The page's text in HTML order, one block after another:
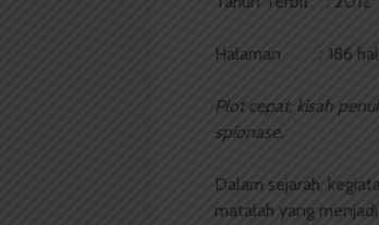
Halaman : 186
Plot cepat, kisah
spionase.
Dalam sejarah,
matalah yang